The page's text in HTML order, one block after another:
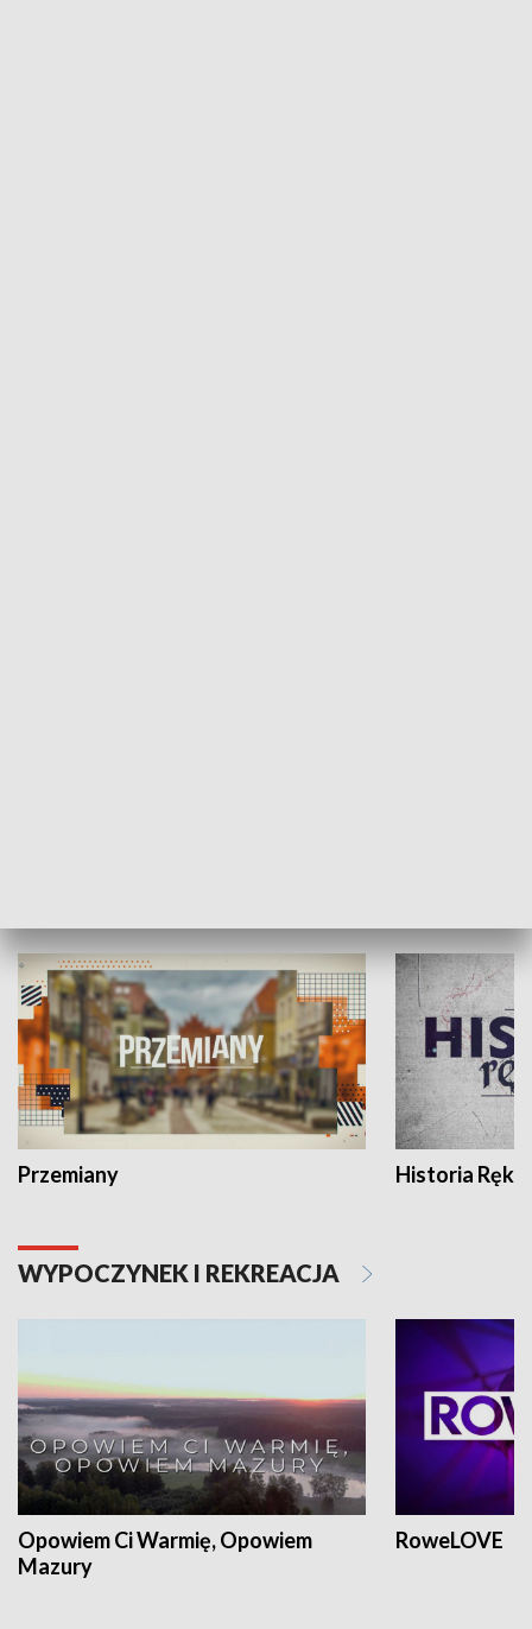
Przemiany Historia Ręką
WYPOCZYNEK I REKREACJA
Opowiem Ci Warmię, Opowiem
Mazury
RoweLOVE